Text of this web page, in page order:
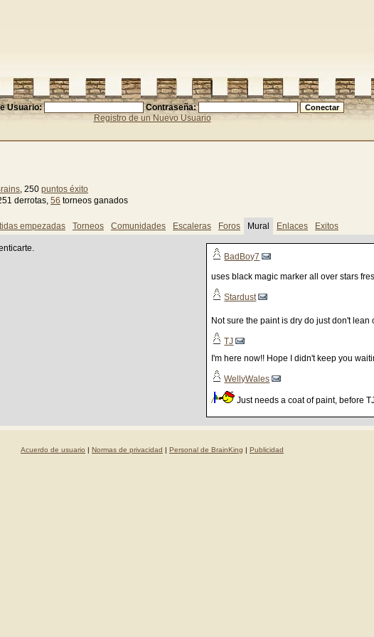
Usuario:
Contraseña:
Registro de un Nuevo Usuario
, 250 puntos éxito
derrotas, 56 torneos ganados
empezadas Torneos Comunidades Escaleras Foros Mural Enlaces Exitos
BadBoy7
uses black magic marker all over stars
Stardust
Not sure the paint is dry do just don't lean
TJ
I'm here now!! Hope I didn't keep you
WellyWales
Just needs a coat of paint, before
Acuerdo de usuario | Normas de privacidad | Personal de BrainKing | Publicidad